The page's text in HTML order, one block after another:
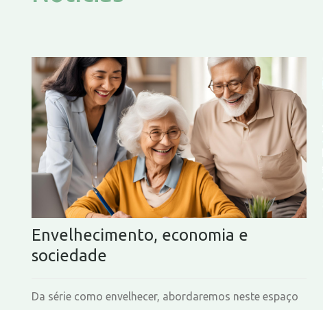
Envelhecimento, economia e
sociedade
Da série como envelhecer, abordaremos neste espaço